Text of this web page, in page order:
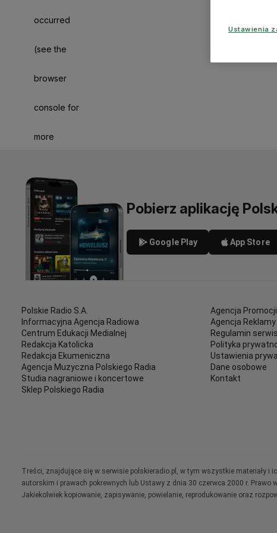
occurred
(see the
browser
console for
more
Pobierz aplikację
Google Play App Store
Polskie Radio S.A.
Informacyjna Agencja Radiowa
Centrum Edukacji Medialnej
Redakcja Katolicka
Redakcja Ekumeniczna
Agencja Muzyczna Polskiego Radia
Studia nagraniowe i koncertowe
Sklep Polskiego Radia
Agencja Promocji
Agencja Reklamy
Regulamin
Polityka
Ustawienia
Dane osobowe
Kontakt
Treści, znajdujące się w serwisie polskieradio.pl, w tym wszystkie materiały
autorskim i prawach pokrewnych lub Ustawy z dnia 30 czerwca 2000 r.
Jakiekolwiek kopiowanie, zapisywanie, powielanie, reprodukowanie oraz
Ustawienia